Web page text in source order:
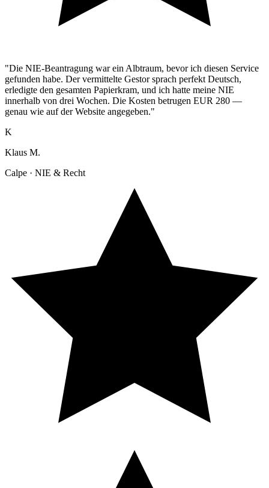
"Die NIE-Beantragung war ein Albtraum, bevor ich diesen Service
gefunden habe. Der vermittelte Gestor sprach perfekt Deutsch,
erledigte den gesamten Papierkram, und ich hatte meine NIE
innerhalb von drei Wochen. Die Kosten betrugen EUR 280 —
genau wie auf der Website angegeben."
K
Klaus M.
Calpe · NIE & Recht